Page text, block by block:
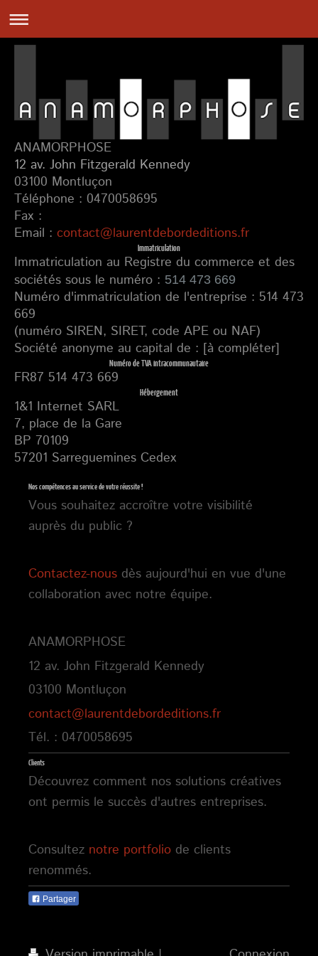
ANAMORPHOSE
12 av. John Fitzgerald Kennedy
03100 Montluçon
Téléphone : 0470058695
Fax :
Email : contact@laurentdebordeditions.fr
Immatriculation
Immatriculation au Registre du commerce et des
sociétés sous le numéro : 514 473 669
Numéro d'immatriculation de l'entreprise : 514 473
669
(numéro SIREN, SIRET, code APE ou NAF)
Société anonyme au capital de : [à compléter]
Numéro de TVA intracommunautaire
FR87 514 473 669
Hébergement
1&1 Internet SARL
7, place de la Gare
BP 70109
57201 Sarreguemines Cedex
Nos compétences au service de votre réussite !
Vous souhaitez accroître votre visibilité
auprès du public ?
Contactez-nous dès aujourd'hui en vue d'une
collaboration avec notre équipe.
ANAMORPHOSE
12 av. John Fitzgerald Kennedy
03100 Montluçon
contact@laurentdebordeditions.fr
Tél. : 0470058695
Clients
Découvrez comment nos solutions créatives
ont permis le succès d'autres entreprises.
Consultez notre portfolio de clients
renommés.
Partager